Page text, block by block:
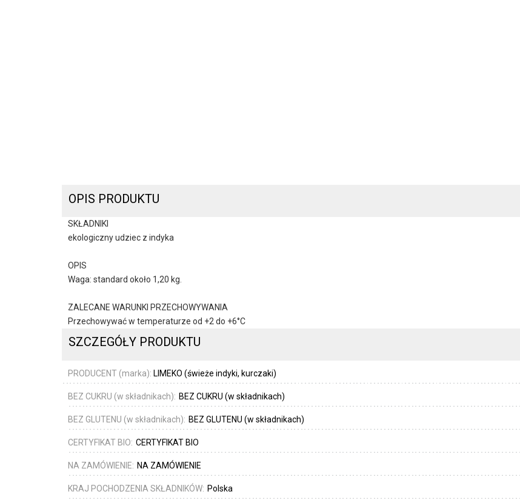
OPIS PRODUKTU
SKŁADNIKI
ekologiczny udziec z indyka
OPIS
Waga: standard około 1,20 kg.
ZALECANE WARUNKI PRZECHOWYWANIA
Przechowywać w temperaturze od +2 do +6°C
SZCZEGÓŁY PRODUKTU
PRODUCENT (marka): LIMEKO (świeże indyki, kurczaki)
BEZ CUKRU (w składnikach): BEZ CUKRU (w składnikach)
BEZ GLUTENU (w składnikach): BEZ GLUTENU (w składnikach)
CERTYFIKAT BIO: CERTYFIKAT BIO
NA ZAMÓWIENIE: NA ZAMÓWIENIE
KRAJ POCHODZENIA SKŁADNIKÓW: Polska